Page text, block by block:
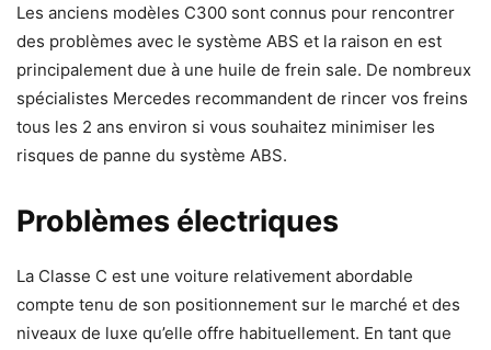
Les anciens modèles C300 sont connus pour rencontrer
des problèmes avec le système ABS et la raison en est
principalement due à une huile de frein sale. De nombreux
spécialistes Mercedes recommandent de rincer vos freins
tous les 2 ans environ si vous souhaitez minimiser les
risques de panne du système ABS.
Problèmes électriques
La Classe C est une voiture relativement abordable
compte tenu de son positionnement sur le marché et des
niveaux de luxe qu’elle offre habituellement. En tant que